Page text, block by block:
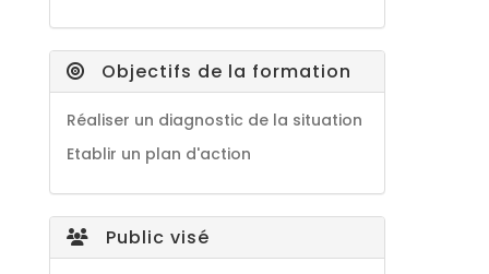
Objectifs de la formation
Réaliser un diagnostic de la situation
Etablir un plan d'action
Public visé